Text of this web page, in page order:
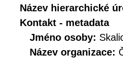
Název hierarchické
Kontakt - metadata
Jméno osoby:
Název organizace: